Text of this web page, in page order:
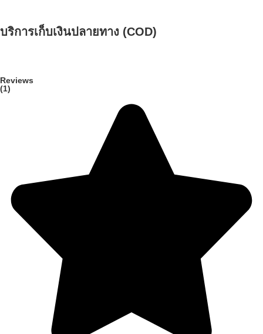
บริการเก็บเงินปลายทาง (COD)
Reviews
(1)